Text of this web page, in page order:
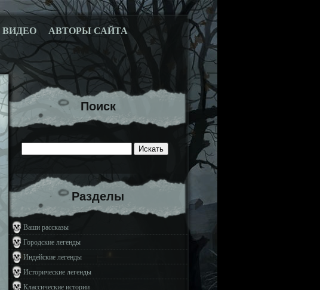
ВИДЕО АВТОРЫ САЙТА
Поиск
Разделы
Ваши рассказы
Городские легенды
Индейские легенды
Исторические легенды
Классические истории